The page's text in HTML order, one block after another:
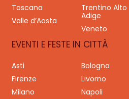
Toscana
Trentino Alto
Adige
Valle d’Aosta
Veneto
EVENTI E FESTE IN CITTÀ
Asti Bologna
Firenze
Livorno
Milano
Napoli